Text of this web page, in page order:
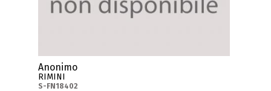
Anonimo
RIMINI
S-FN18402